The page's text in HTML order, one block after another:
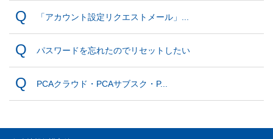
「アカウント設定リクエストメール」...
パスワードを忘れたのでリセットしたい
PCAクラウド・PCAサブスク・P...